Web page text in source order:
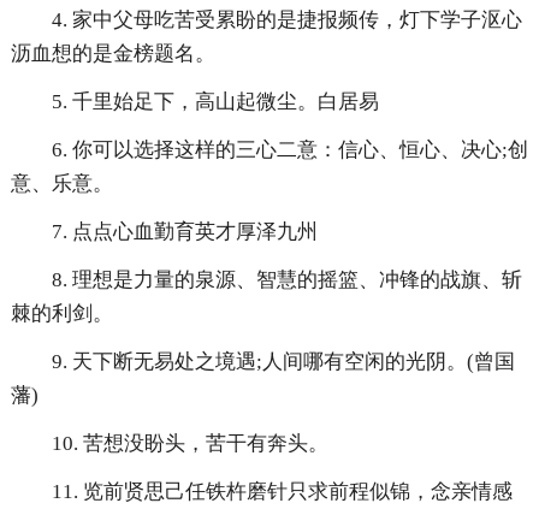
4. 家中父母吃苦受累盼的是捷报频传，灯下学子沤心
沥血想的是金榜题名。
5. 千里始足下，高山起微尘。白居易
6. 你可以选择这样的三心二意：信心、恒心、决心;创
意、乐意。
7. 点点心血勤育英才厚泽九州
8. 理想是力量的泉源、智慧的摇篮、冲锋的战旗、斩
棘的利剑。
9. 天下断无易处之境遇;人间哪有空闲的光阴。(曾国
藩)
10. 苦想没盼头，苦干有奔头。
11. 览前贤思己任铁杵磨针只求前程似锦，念亲情感